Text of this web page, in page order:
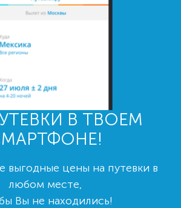
В ТВОЕМ
выгодные цены на путевки в
любом месте,
Вы не находились!